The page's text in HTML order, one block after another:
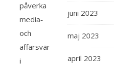
påverka
media-
och
affärsvärlden
i
juni 2023
maj 2023
april 2023